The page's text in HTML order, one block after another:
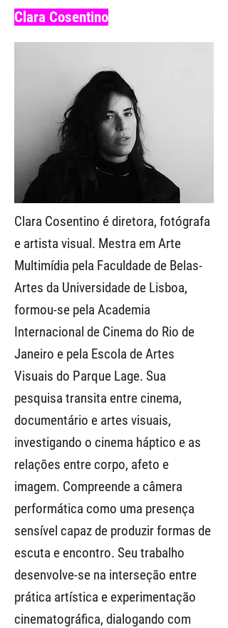
Clara Cosentino
Clara Cosentino é diretora, fotógrafa
e artista visual. Mestra em Arte
Multimídia pela Faculdade de Belas-
Artes da Universidade de Lisboa,
formou-se pela Academia
Internacional de Cinema do Rio de
Janeiro e pela Escola de Artes
Visuais do Parque Lage. Sua
pesquisa transita entre cinema,
documentário e artes visuais,
investigando o cinema háptico e as
relações entre corpo, afeto e
imagem. Compreende a câmera
performática como uma presença
sensível capaz de produzir formas de
escuta e encontro. Seu trabalho
desenvolve-se na interseção entre
prática artística e experimentação
cinematográfica, dialogando com